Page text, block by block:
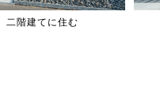
二階建てに住む